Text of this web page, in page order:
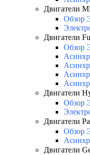
Двигатели
Обзор
Двигатели
Обзор
Двигатели
Обзор
Двигатели
Обзор
Двигатели